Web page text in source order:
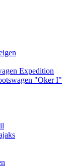
Expedition
"Oker I"